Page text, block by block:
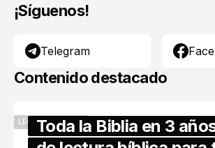
¡Síguenos!
Telegram
Contenido destacado
LECTURA BÍBLICA
Toda la Biblia en 3